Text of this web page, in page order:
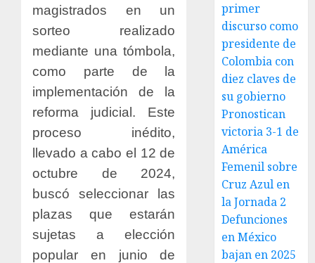
magistrados en un
sorteo realizado
mediante una tómbola,
como parte de la
implementación de la
reforma judicial. Este
proceso inédito,
llevado a cabo el 12 de
octubre de 2024,
buscó seleccionar las
plazas que estarán
sujetas a elección
popular en junio de
primer
discurso como
presidente de
Colombia con
diez claves de
su gobierno
Pronostican
victoria 3-1 de
América
Femenil sobre
Cruz Azul en
la Jornada 2
Defunciones
en México
bajan en 2025